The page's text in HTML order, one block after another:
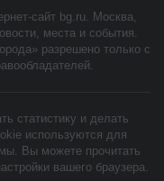
сайт bg.ru. Москва,
места и события.
разрешено только с
статистику и делать
используются для
Вы можете прочитать
вашего браузера.